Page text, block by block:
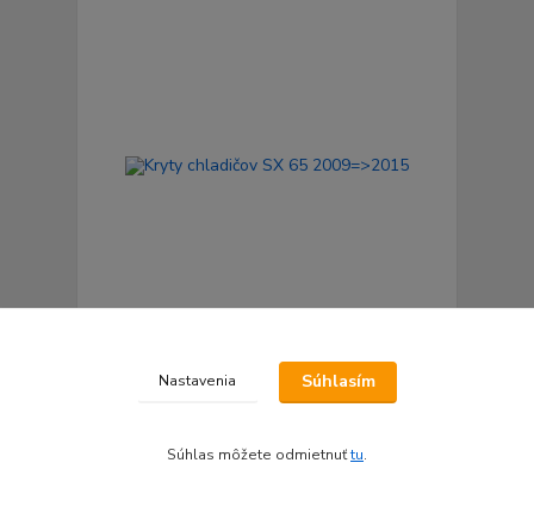
Kryty chladičov SX 65 2009=>2015
skladom do 24hod.
Nastavenia Súhlasím
Súhlas môžete odmietnuťtu.